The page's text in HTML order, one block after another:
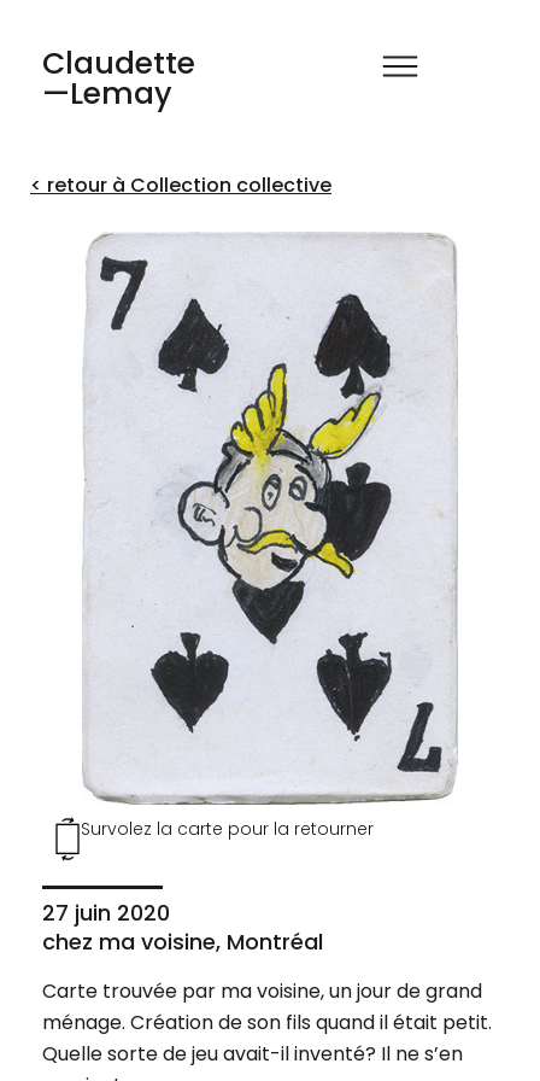
Claudette
—Lemay
< retour à Collection collective
Survolez la carte pour la retourner
27 juin 2020
chez ma voisine, Montréal
Carte trouvée par ma voisine, un jour de grand
ménage. Création de son fils quand il était petit.
Quelle sorte de jeu avait-il inventé? Il ne s’en